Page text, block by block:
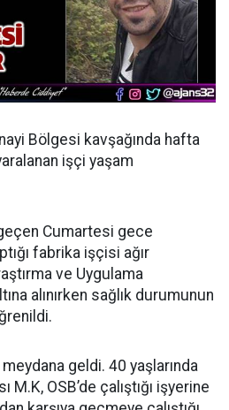
Bölgesi kavşağında hafta
işçi yaşam
Cumartesi gece
fabrika işçisi ağır
ve Uygulama
alınırken sağlık durumunun
geldi. 40 yaşlarında
OSB’de çalıştığı işyerine